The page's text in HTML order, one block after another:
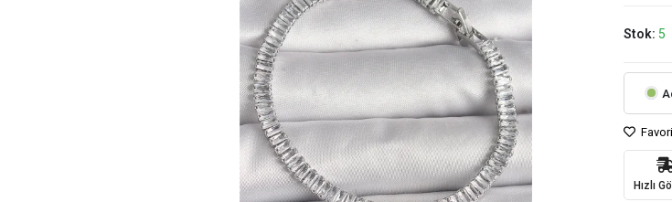
Stok: 5
Hızlı